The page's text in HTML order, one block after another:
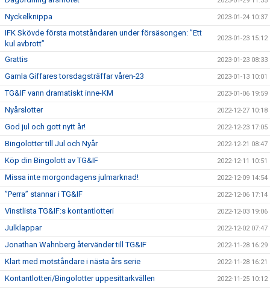
Nyckelknippa 2023-01-24 10:37
IFK Skövde första motståndaren under försäsongen: ”Ett
kul avbrott”
2023-01-23 15:12
Grattis 2023-01-23 08:33
Gamla Giffares torsdagsträffar våren-23 2023-01-13 10:01
TG&IF vann dramatiskt inne-KM 2023-01-06 19:59
Nyårslotter 2022-12-27 10:18
God jul och gott nytt år! 2022-12-23 17:05
Bingolotter till Jul och Nyår 2022-12-21 08:47
Köp din Bingolott av TG&IF 2022-12-11 10:51
Missa inte morgondagens julmarknad! 2022-12-09 14:54
”Perra” stannar i TG&IF 2022-12-06 17:14
Vinstlista TG&IF:s kontantlotteri 2022-12-03 19:06
Julklappar 2022-12-02 07:47
Jonathan Wahnberg återvänder till TG&IF 2022-11-28 16:29
Klart med motståndare i nästa års serie 2022-11-28 16:21
Kontantlotteri/Bingolotter uppesittarkvällen 2022-11-25 10:12